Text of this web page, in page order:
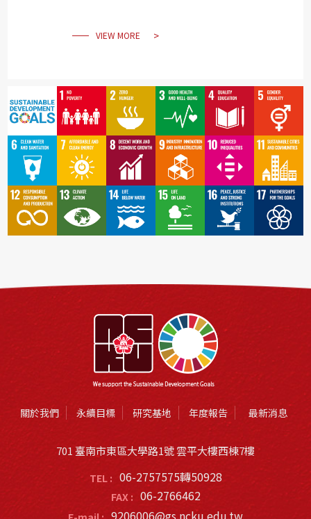
VIEW MORE
關於我們 永續目標 研究基地 年度報告 最新消息
701 臺南市東區大學路1號 雲平大樓西棟7樓
TEL : 06-2757575轉50928
FAX : 06-2766462